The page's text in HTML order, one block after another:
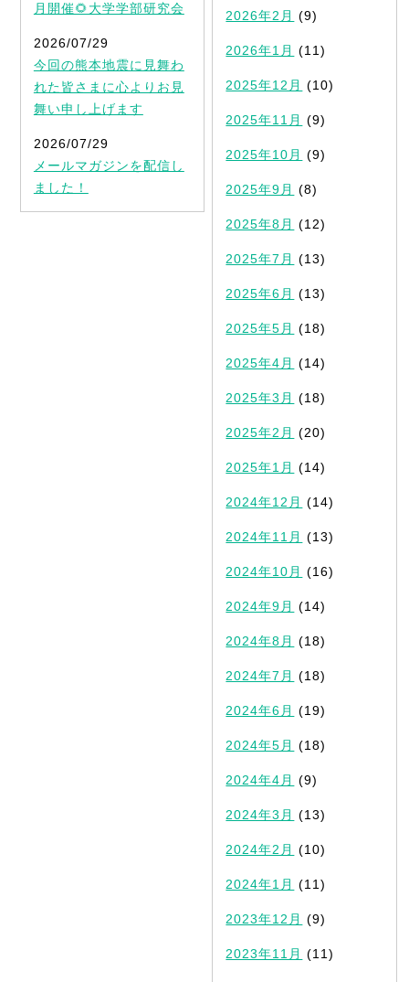
月開催🌻大学学部研究会
2026/07/29
今回の熊本地震に見舞わ
れた皆さまに心よりお見
舞い申し上げます
2026/07/29
メールマガジンを配信し
ました！
2026年2月 (9)
2026年1月 (11)
2025年12月 (10)
2025年11月 (9)
2025年10月 (9)
2025年9月 (8)
2025年8月 (12)
2025年7月 (13)
2025年6月 (13)
2025年5月 (18)
2025年4月 (14)
2025年3月 (18)
2025年2月 (20)
2025年1月 (14)
2024年12月 (14)
2024年11月 (13)
2024年10月 (16)
2024年9月 (14)
2024年8月 (18)
2024年7月 (18)
2024年6月 (19)
2024年5月 (18)
2024年4月 (9)
2024年3月 (13)
2024年2月 (10)
2024年1月 (11)
2023年12月 (9)
2023年11月 (11)